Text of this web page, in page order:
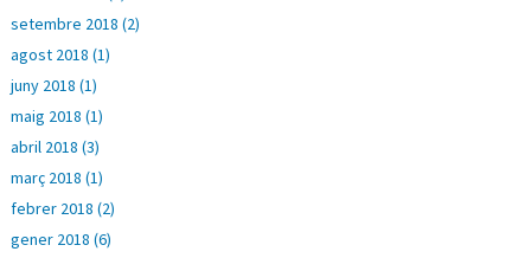
setembre 2018 (2)
agost 2018 (1)
juny 2018 (1)
maig 2018 (1)
abril 2018 (3)
març 2018 (1)
febrer 2018 (2)
gener 2018 (6)